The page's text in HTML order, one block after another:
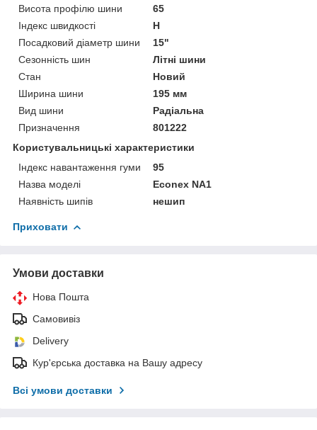
Висота профілю шини
65
Індекс швидкості
H
Посадковий діаметр шини
15"
Сезонність шин
Літні шини
Стан
Новий
Ширина шини
195 мм
Вид шини
Радіальна
Призначення
801222
Користувальницькі характеристики
Індекс навантаження гуми
95
Назва моделі
Econex NA1
Наявність шипів
нешип
Приховати
Умови доставки
Нова Пошта
Самовивіз
Delivery
Кур'єрська доставка на Вашу адресу
Всі умови доставки